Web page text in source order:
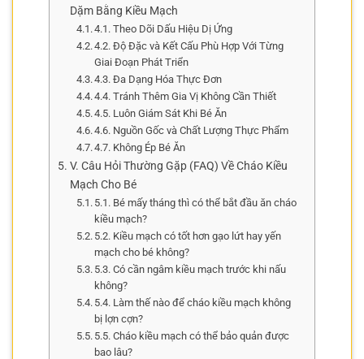
Dặm Bằng Kiều Mạch
4.1. Theo Dõi Dấu Hiệu Dị Ứng
4.2. Độ Đặc và Kết Cấu Phù Hợp Với Từng
Giai Đoạn Phát Triển
4.3. Đa Dạng Hóa Thực Đơn
4.4. Tránh Thêm Gia Vị Không Cần Thiết
4.5. Luôn Giám Sát Khi Bé Ăn
4.6. Nguồn Gốc và Chất Lượng Thực Phẩm
4.7. Không Ép Bé Ăn
V. Câu Hỏi Thường Gặp (FAQ) Về Cháo Kiều
Mạch Cho Bé
5.1. Bé mấy tháng thì có thể bắt đầu ăn cháo
kiều mạch?
5.2. Kiều mạch có tốt hơn gạo lứt hay yến
mạch cho bé không?
5.3. Có cần ngâm kiều mạch trước khi nấu
không?
5.4. Làm thế nào để cháo kiều mạch không
bị lợn cợn?
5.5. Cháo kiều mạch có thể bảo quản được
bao lâu?